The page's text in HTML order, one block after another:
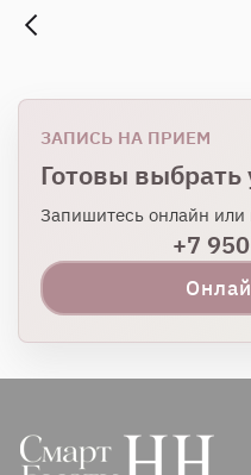
ЗАПИСЬ НА ПРИЕМ
Готовы
Запишитесь онлайн или
+7